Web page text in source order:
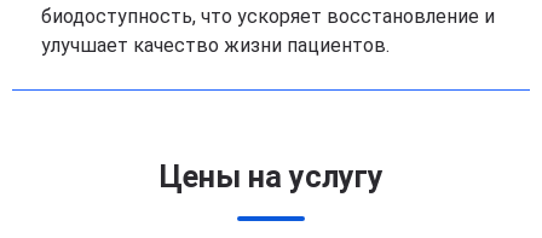
биодоступность, что ускоряет восстановление и
улучшает качество жизни пациентов.
Цены на услугу